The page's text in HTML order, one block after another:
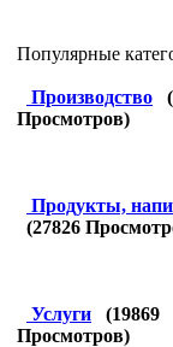
Популярные
Производство (
Просмотров)
Продукты,
(27826
Услуги (19869
Просмотров)